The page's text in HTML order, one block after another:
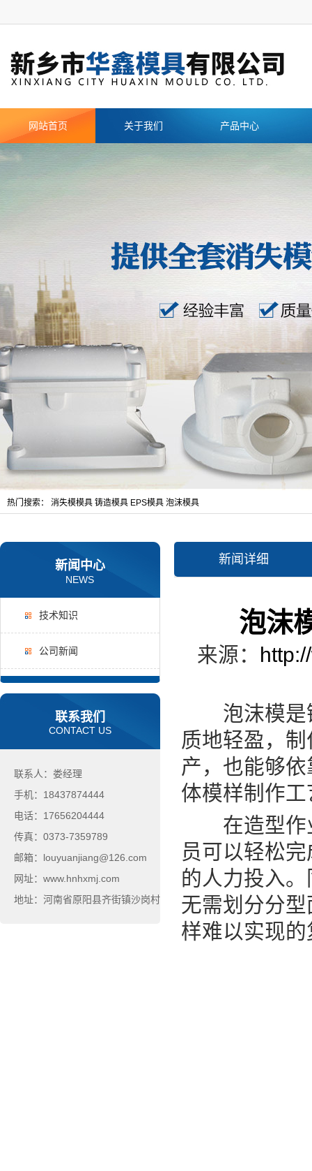
网站首页 关于我们 产品中心
热门搜索： 消失模模具 铸造模具 EPS模具 泡沫模具
新闻中心
NEWS
技术知识
公司新闻
联系我们
CONTACT US
联系人：娄经理
手机：18437874444
电话：17656204444
传真：0373-7359789
邮箱：louyuanjiang@126.com
网址：www.hnhxmj.com
地址：河南省原阳县齐街镇沙岗村
新闻详细
泡沫
来源：
泡沫模是铸
质地轻盈，
产，也能够
体模样制作
在造型作业
员可以轻松
的人力投入
无需划分分
样难以实现